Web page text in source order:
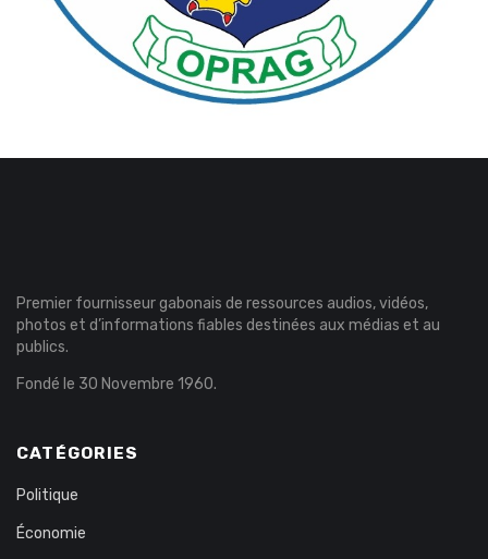
Premier fournisseur gabonais de ressources audios, vidéos,
photos et d’informations fiables destinées aux médias et au
publics.
Fondé le 30 Novembre 1960.
CATÉGORIES
Politique
Économie